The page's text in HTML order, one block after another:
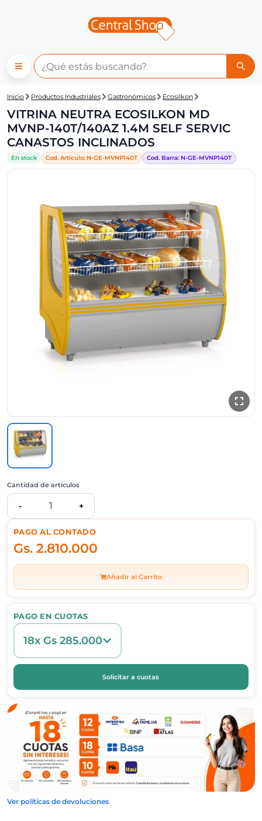
Central Shop: VITRINA
Inicio Productos Industriales Gastronómicos Ecosilkon
VITRINA NEUTRA ECOSILKON MD
MVNP-140T/140AZ 1.4M SELF SERVIC
CANASTOS INCLINADOS
En stock Cod. Articulo: N-GE-MVNP140T Cod. Barra: N-GE-MVNP140T
PAGO AL CONTADO
Gs. 2.810.000
Añadir al Carrito
PAGO EN CUOTAS
18x Gs 285.000
Solicitar a cuotas
Cantidad de artículos
- 1 +
Ver políticas de devoluciones